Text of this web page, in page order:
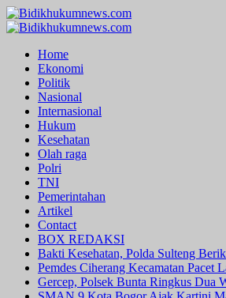
Skip
to
Primary
Home
Ekonomi
Politik
Nasional
Internasional
Hukum
Kesehatan
Olah raga
Polri
TNI
Pemerintahan
Artikel
Contact
BOX REDAKSI
Bakti Kesehatan, Polda Sulteng
Pemdes Ciherang Kecamatan
Gercep, Polsek Bunta Ringkus Dua